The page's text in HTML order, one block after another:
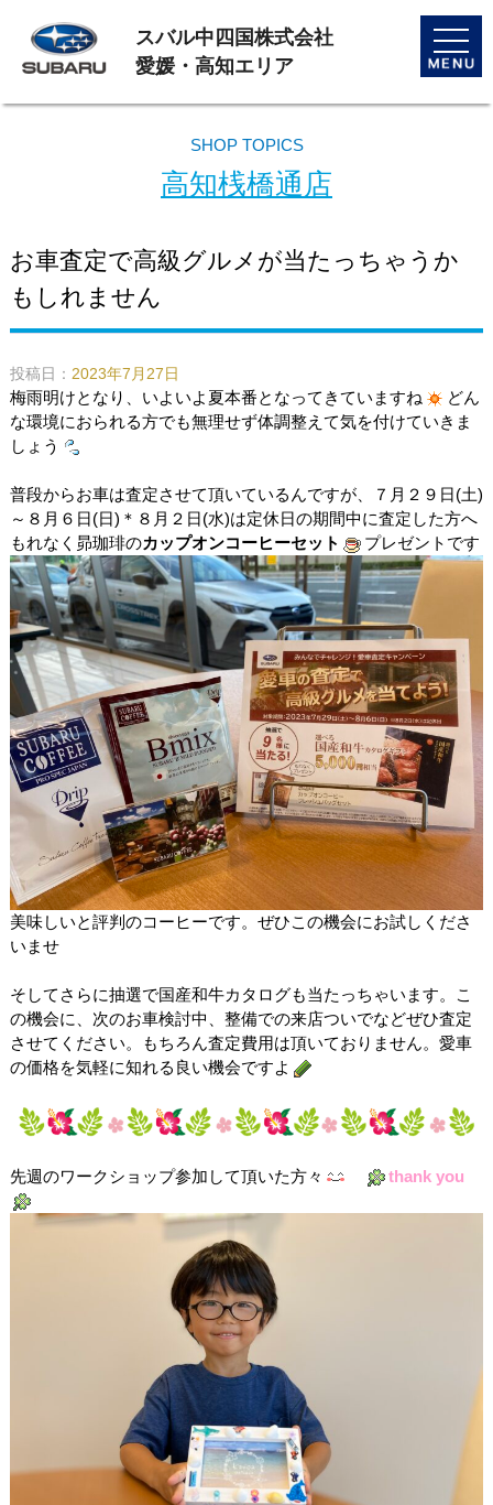
toggle
スバル中四国株式会社
愛媛・高知エリア
SHOP TOPICS
高知桟橋通店
お車査定で高級グルメが当たっちゃうか
もしれません
投稿日： 2023年7月27日
梅雨明けとなり、いよいよ夏本番となってきていますね
どん
な環境におられる方でも無理せず体調整えて気を付けていきま
しょう
普段からお車は査定させて頂いているんですが、７月２９日(土)
～８月６日(日)＊８月２日(水)は定休日の期間中に査定した方へ
もれなく昴珈琲のカップオンコーヒーセット プレゼントです
美味しいと評判のコーヒーです。ぜひこの機会にお試しくださ
いませ
そしてさらに抽選で国産和牛カタログも当たっちゃいます。こ
の機会に、次のお車検討中、整備での来店ついでなどぜひ査定
させてください。もちろん査定費用は頂いておりません。愛車
の価格を気軽に知れる良い機会ですよ
先週のワークショップ参加して頂いた方々 thank you